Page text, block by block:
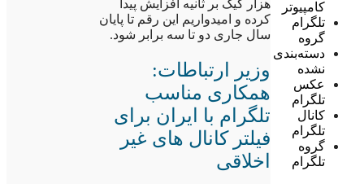
کامپیوتر
تلگرام
گروه
دسته‌بندی
نشده
عکس
تلگرام
کانال
تلگرام
گروه
تلگرام
هزار گیگ بر ثانیه افزایش پیدا
کرده و امیدواریم این رقم تا پایان
سال جاری دو تا سه برابر شود.
وزیر ارتباطات:
همکاری مناسب
تلگرام با ایران برای
فیلتر کانال های غیر
اخلاقی